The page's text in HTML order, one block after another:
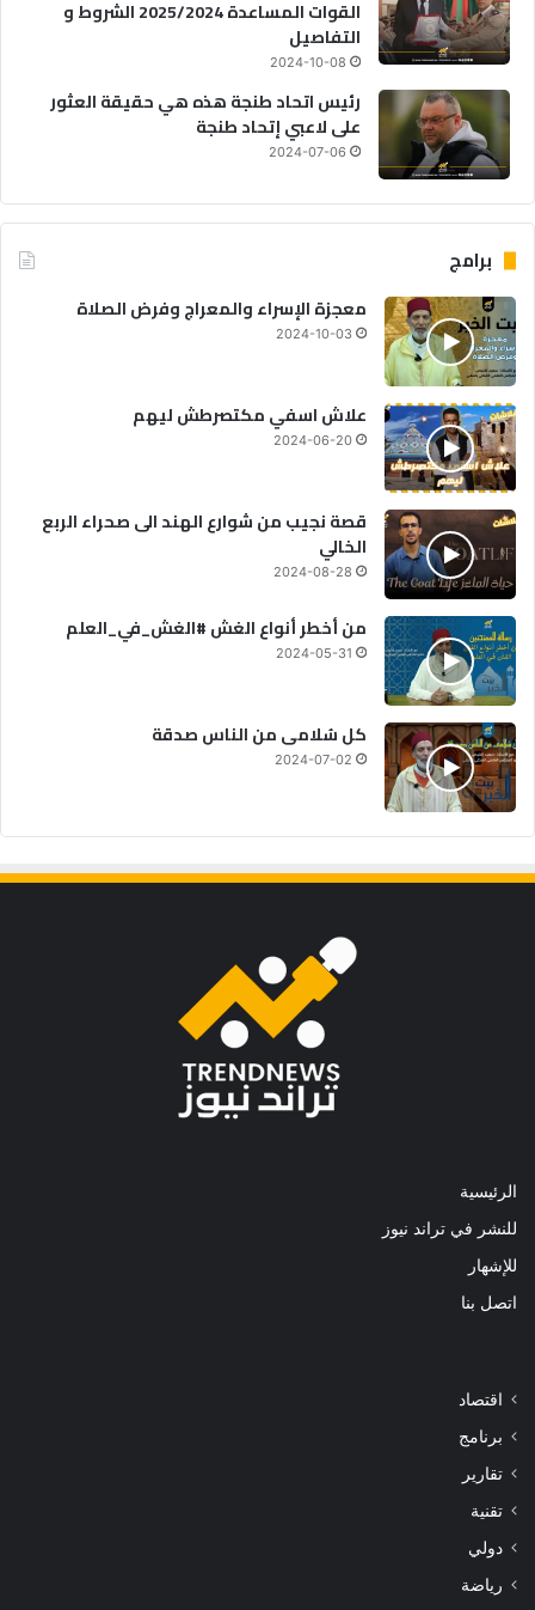
القوات المساعدة 2025/2024 الشروط و
التفاصيل
2024-10-08
رئيس اتحاد طنجة هذه هي حقيقة العثور
على لاعبي إتحاد طنجة
2024-07-06
برامج
معجزة الإسراء والمعراج وفرض الصلاة
2024-10-03
علاش اسفي مكتصرطش ليهم
2024-06-20
قصة نجيب من شوارع الهند الى صحراء الربع
الخالي
2024-08-28
من أخطر أنواع الغش #الغش_في_العلم
2024-05-31
كل سُلامى من الناس صدقة
2024-07-02
الرئيسية
للنشر في تراند نيوز
للإشهار
اتصل بنا
اقتصاد
برنامج
تقارير
تقنية
دولي
رياضة